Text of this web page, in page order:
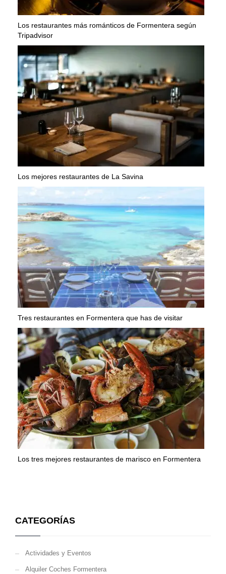
Los restaurantes más románticos de Formentera según
Tripadvisor
Los mejores restaurantes de La Savina
Tres restaurantes en Formentera que has de visitar
Los tres mejores restaurantes de marisco en Formentera
CATEGORÍAS
Actividades y Eventos
Alquiler Coches Formentera